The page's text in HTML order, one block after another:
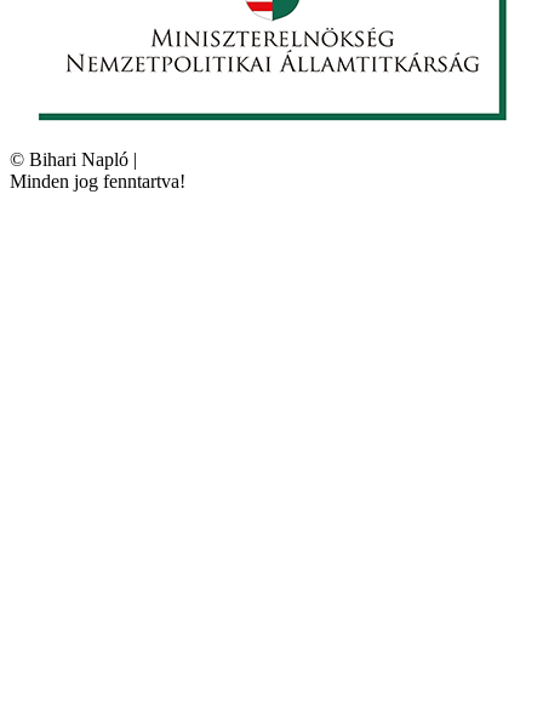
© Bihari Napló |
Minden jog fenntartva!